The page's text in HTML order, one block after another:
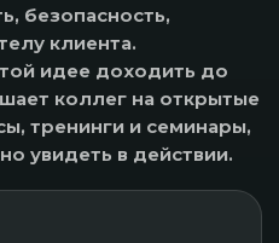
безопасность,
клиента.
идее доходить до
коллег на открытые
тренинги и семинары,
увидеть в действии.